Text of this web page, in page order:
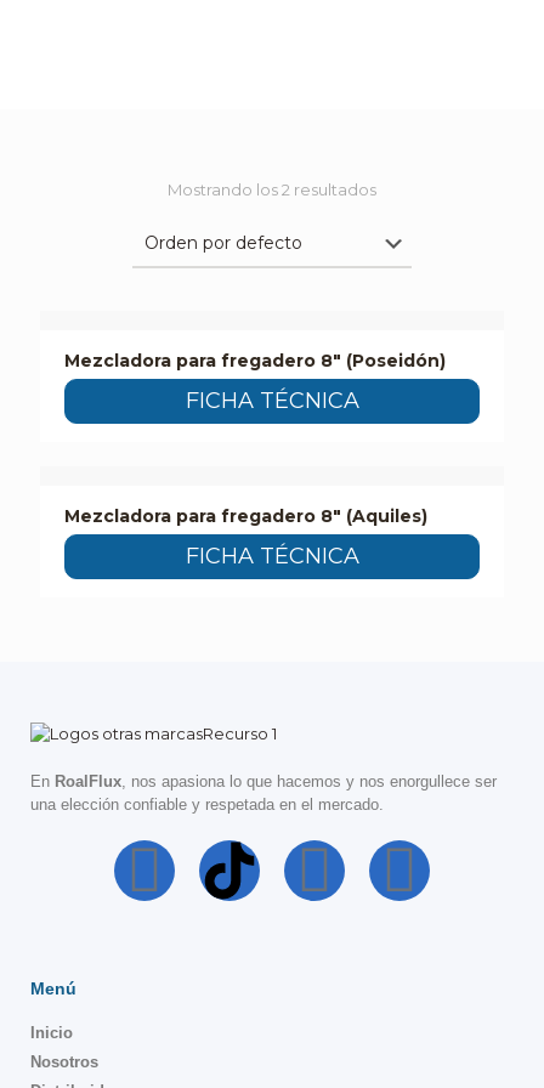
Mostrando los 2 resultados
Mezcladora para fregadero 8″ (Poseidón)
FICHA TÉCNICA
Mezcladora para fregadero 8″ (Aquiles)
FICHA TÉCNICA
En RoalFlux, nos apasiona lo que hacemos y nos enorgullece ser
una elección confiable y respetada en el mercado.
Menú
Inicio
Nosotros